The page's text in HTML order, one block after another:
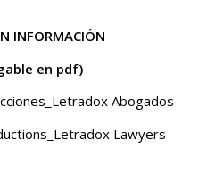
INFORMACIÓN
en pdf)
Abogados
Lawyers